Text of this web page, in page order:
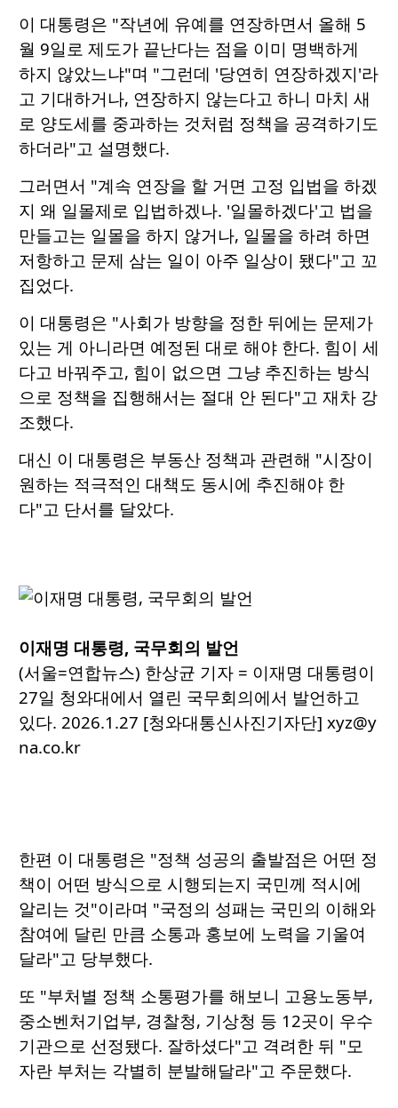
이 대통령은 "작년에 유예를 연장하면서 올해 5
월 9일로 제도가 끝난다는 점을 이미 명백하게
하지 않았느냐"며 "그런데 '당연히 연장하겠지'라
고 기대하거나, 연장하지 않는다고 하니 마치 새
로 양도세를 중과하는 것처럼 정책을 공격하기도
하더라"고 설명했다.
그러면서 "계속 연장을 할 거면 고정 입법을 하겠
지 왜 일몰제로 입법하겠나. '일몰하겠다'고 법을
만들고는 일몰을 하지 않거나, 일몰을 하려 하면
저항하고 문제 삼는 일이 아주 일상이 됐다"고 꼬
집었다.
이 대통령은 "사회가 방향을 정한 뒤에는 문제가
있는 게 아니라면 예정된 대로 해야 한다. 힘이 세
다고 바꿔주고, 힘이 없으면 그냥 추진하는 방식
으로 정책을 집행해서는 절대 안 된다"고 재차 강
조했다.
대신 이 대통령은 부동산 정책과 관련해 "시장이
원하는 적극적인 대책도 동시에 추진해야 한
다"고 단서를 달았다.
이재명 대통령, 국무회의 발언
(서울=연합뉴스) 한상균 기자 = 이재명 대통령이
27일 청와대에서 열린 국무회의에서 발언하고
있다. 2026.1.27 [청와대통신사진기자단] xyz@y
na.co.kr
한편 이 대통령은 "정책 성공의 출발점은 어떤 정
책이 어떤 방식으로 시행되는지 국민께 적시에
알리는 것"이라며 "국정의 성패는 국민의 이해와
참여에 달린 만큼 소통과 홍보에 노력을 기울여
달라"고 당부했다.
또 "부처별 정책 소통평가를 해보니 고용노동부,
중소벤처기업부, 경찰청, 기상청 등 12곳이 우수
기관으로 선정됐다. 잘하셨다"고 격려한 뒤 "모
자란 부처는 각별히 분발해달라"고 주문했다.